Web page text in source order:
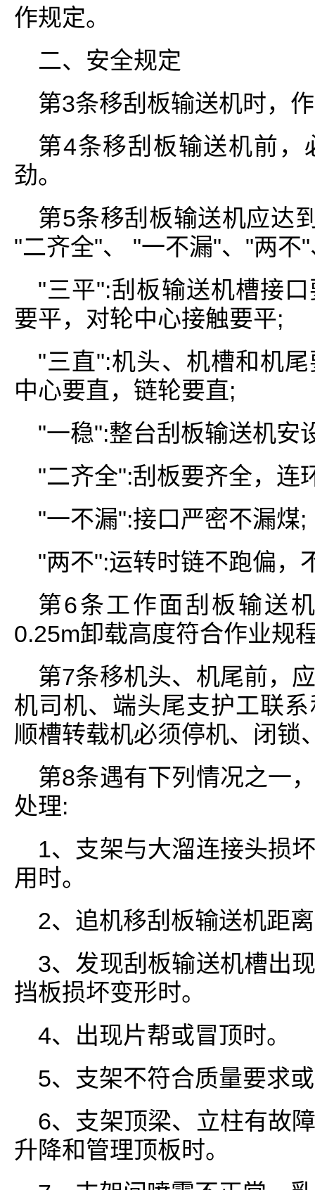
作规定。
二、安全规定
第3条移刮板输送机时，
第4条移刮板输送机前，
劲。
第5条移刮板输送机应达
"二齐全"、 "一不漏"、"两不
"三平":刮板输送机槽接
要平，对轮中心接触要平;
"三直":机头、机槽和机
中心要直，链轮要直;
"一稳":整台刮板输送机安
"二齐全":刮板要齐全，连
"一不漏":接口严密不漏煤;
"两不":运转时链不跑偏，
第6条工作面刮板输送
0.25m卸载高度符合作业规
第7条移机头、机尾前，
机司机、端头尾支护工联
顺槽转载机必须停机、闭锁
第8条遇有下列情况之一
处理:
1、支架与大溜连接头损
用时。
2、追机移刮板输送机距
3、发现刮板输送机槽出
挡板损坏变形时。
4、出现片帮或冒顶时。
5、支架不符合质量要求
6、支架顶梁、立柱有故
升降和管理顶板时。